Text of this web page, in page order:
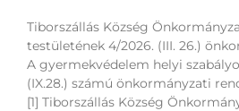
Tiborszállás Község
testületének 4/2026. (III. 26.)
A gyermekvédelem helyi
(IX.28.) számú önkormányzati
[1] Tiborszállás Község